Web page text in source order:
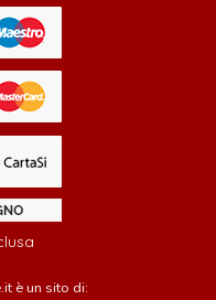
è un sito di: